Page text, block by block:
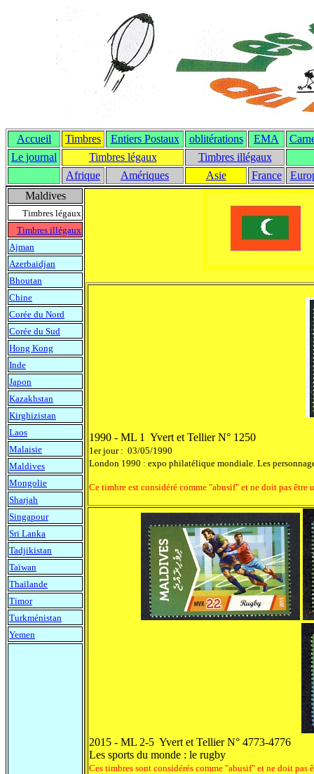
Accueil Timbres Entiers Postaux oblitérations EMA
Le journal
Timbres légaux
Timbres illégaux
Afrique
Amériques Asie France
Maldives
1990 - ML 1 Yvert et Tellier N° 1250
1er jour : 03/05/1990
London 1990 : expo philatélique mondiale. Les
Ce timbre est considéré comme "abusif" et ne doit pas
2015 - ML 2-5 Yvert et Tellier N° 4773-4776
Les sports du monde : le rugby
Ces timbres sont considérés comme "abusif" et ne doit
Timbres légaux
Timbres illégaux
Ajman
Azerbaidjan
Bhoutan
Chine
Corée du Nord
Corée du Sud
Hong Kong
Inde
Japon
Kazakhstan
Kirghizistan
Laos
Malaisie
Maldives
Mongolie
Sharjah
Singapour
Sri Lanka
Tadjikistan
Taïwan
Thaïlande
Timor
Turkménistan
Yemen